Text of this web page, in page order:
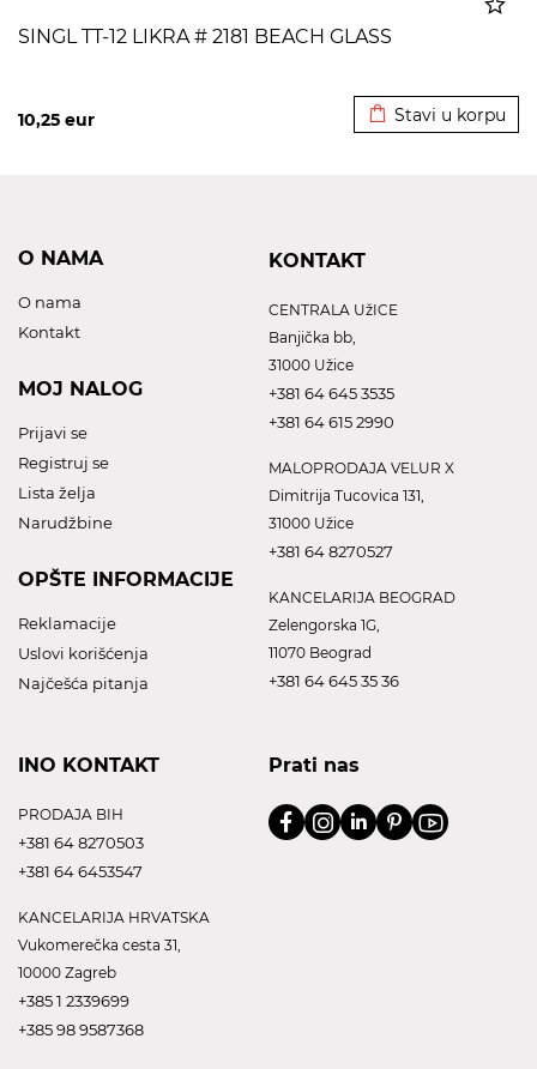
SINGL TT-12 LIKRA # 2181 BEACH GLASS
10,25 eur Stavi u korpu
O NAMA
O nama
Kontakt
MOJ NALOG
Prijavi se
Registruj se
Lista želja
Narudžbine
OPŠTE INFORMACIJE
Reklamacije
Uslovi korišćenja
Najčešća pitanja
KONTAKT
CENTRALA UžICE
Banjička bb,
31000 Užice
+381 64 645 3535
+381 64 615 2990
MALOPRODAJA VELUR X
Dimitrija Tucovica 131,
31000 Užice
+381 64 8270527
KANCELARIJA BEOGRAD
Zelengorska 1G,
11070 Beograd
+381 64 645 35 36
INO KONTAKT
PRODAJA BIH
+381 64 8270503
+381 64 6453547
KANCELARIJA HRVATSKA
Vukomerečka cesta 31,
10000 Zagreb
+385 1 2339699
+385 98 9587368
Prati nas